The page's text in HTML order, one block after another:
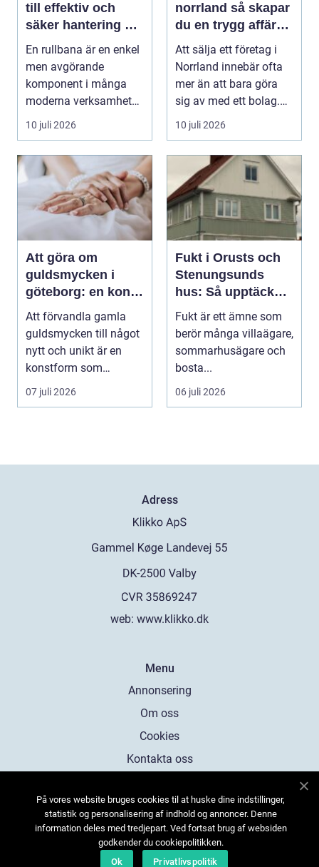
till effektiv och
säker hantering av
gods
En rullbana är en enkel
men avgörande
komponent i många
moderna verksamheter.
Den används för att fl...
10 juli 2026
norrland så skapar
du en trygg affär
från start till mål
Att sälja ett företag i
Norrland innebär ofta
mer än att bara göra
sig av med ett bolag.
För många ä...
10 juli 2026
Att göra om
guldsmycken i
göteborg: en konst
att förnya det
gamla
Att förvandla gamla
guldsmycken till något
nytt och unikt är en
konstform som
kombinerar
07 juli 2026
Fukt i Orusts och
Stenungsunds
hus: Så upptäcker
och åtgärdar du
problemet
Fukt är ett ämne som
berör många villaägare,
sommarhusägare och
bosta...
06 juli 2026
Adress
web: www.klikko.dk
Menu
Annonsering
Om oss
Cookies
Kontakta oss
På vores website bruges cookies til at huske dine indstillinger,
statistik og personalisering af indhold og annoncer. Denne
information deles med tredjepart. Ved fortsat brug af websiden
godkender du cookiepolitikken.
Ok
Privatlivspolitik